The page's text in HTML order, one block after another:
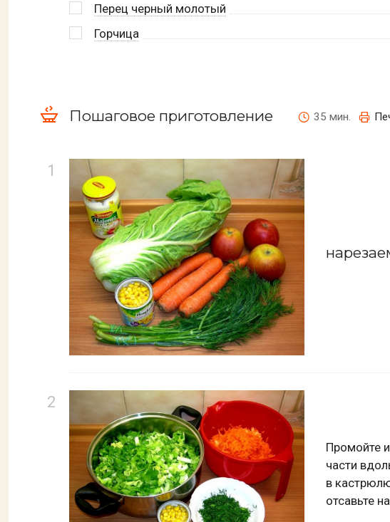
Перец черный молотый
Горчица
Пошаговое приготовление 35 мин.
Промойте
части
в
отсавьте